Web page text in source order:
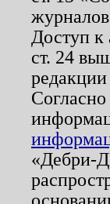
Доступ к
ст. 24
редакции
«Дебри-